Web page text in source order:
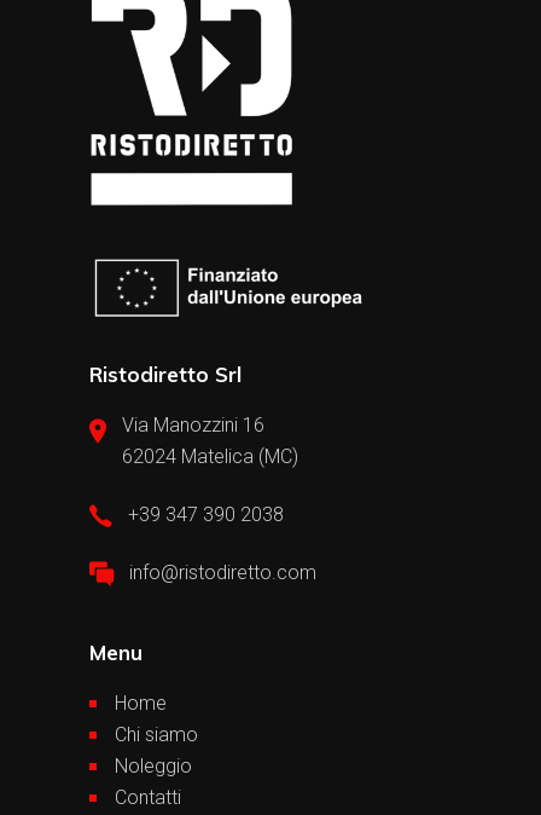
Ristodiretto Srl
Via Manozzini 16
62024 Matelica (MC)
+39 347 390 2038
info@ristodiretto.com
Menu
Home
Chi siamo
Noleggio
Contatti